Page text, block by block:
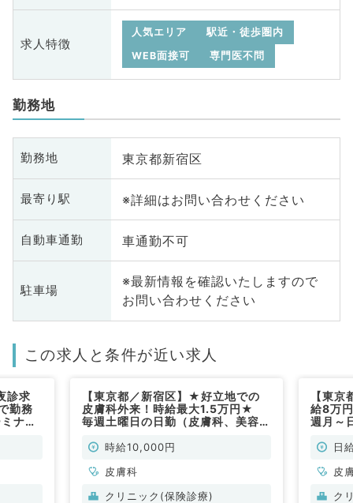
求人特徴
人気エリア
駅近・徒歩圏内
WEB面接可
専門医不問
勤務地
勤務地 東京都新宿区
最寄り駅 ※詳細はお問い合わせください
自動車通勤 車通勤不可
駐車場
※最新情報を確認いたしますので
お問い合わせください
この求人と条件が近い求人
診求
勤務
ナル
【東京都／新宿区】★好立地での
皮膚科外来！時給最大1.5万円★
毎週土曜日の日勤（皮膚科、美容皮
時給10,000円
皮膚科
クリニック(保険診療)
【東
給8万
週月～
非常勤
日
皮
ク